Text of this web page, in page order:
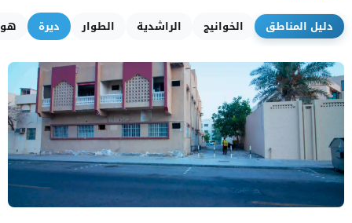
دليل المناطق الخوانيج الراشدية الطوار ديرة